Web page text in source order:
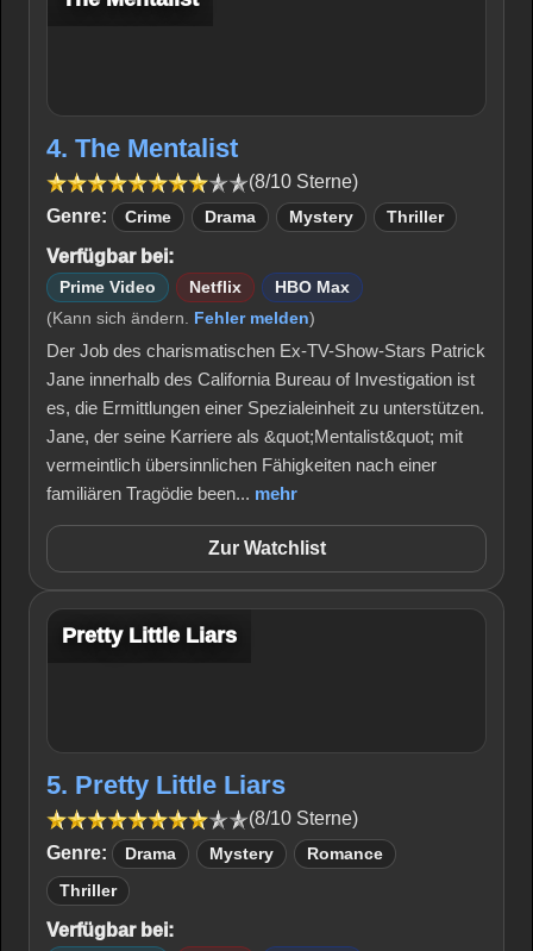
4. The Mentalist
(8/10 Sterne)
Genre:
Crime Drama Mystery Thriller
Verfügbar bei:
Prime Video Netflix
HBO Max
(Kann sich ändern. Fehler melden)
Der Job des charismatischen Ex-TV-Show-Stars Patrick
Jane innerhalb des California Bureau of Investigation ist
es, die Ermittlungen einer Spezialeinheit zu unterstützen.
Jane, der seine Karriere als &quot;Mentalist&quot; mit
vermeintlich übersinnlichen Fähigkeiten nach einer
familiären Tragödie been... mehr
Zur Watchlist
Pretty Little Liars
5. Pretty Little Liars
(8/10 Sterne)
Genre:
Drama Mystery Romance
Thriller
Verfügbar bei: